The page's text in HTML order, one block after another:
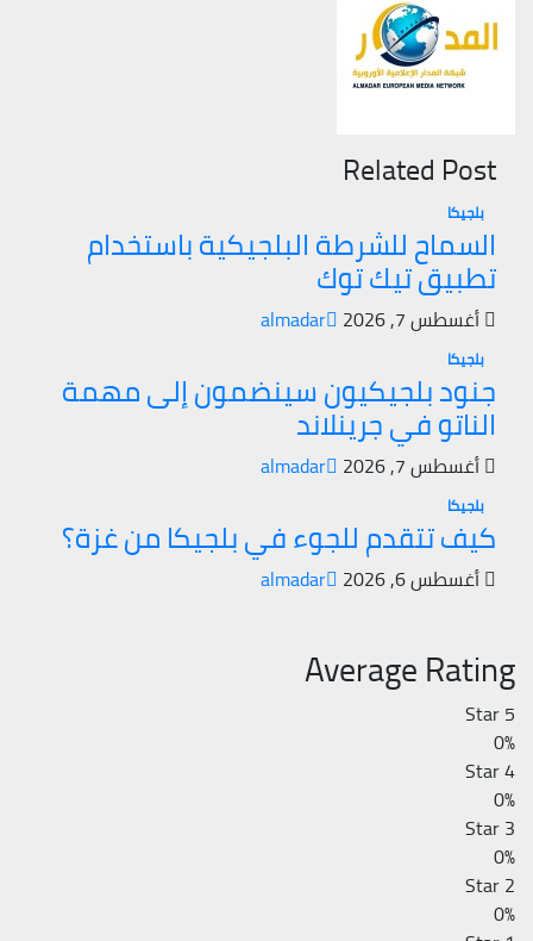
Related Post
بلجيكا
السماح للشرطة البلجيكية باستخدام
تطبيق تيك توك
أغسطس 7, 2026 almadar
بلجيكا
جنود بلجيكيون سينضمون إلى مهمة
الناتو في جرينلاند
أغسطس 7, 2026 almadar
بلجيكا
كيف تتقدم للجوء في بلجيكا من غزة؟
أغسطس 6, 2026 almadar
Average Rating
5 Star
0%
4 Star
0%
3 Star
0%
2 Star
0%